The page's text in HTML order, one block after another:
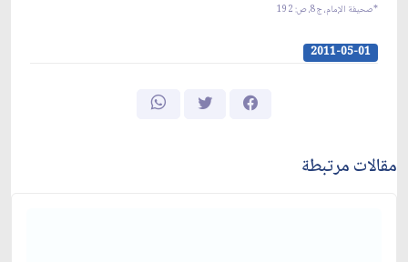
*صحيفة الإمام، ج‏8، ص: 192
2011-05-01
مقالات مرتبطة